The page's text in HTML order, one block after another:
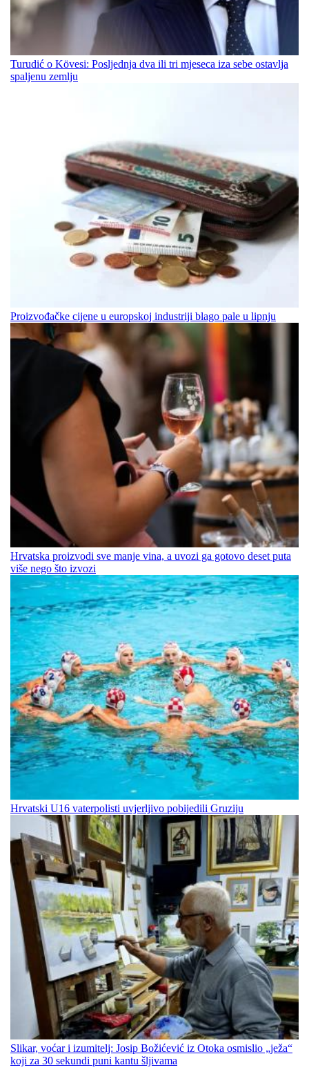
Turudić o Kövesi: Posljednja dva ili tri mjeseca iza sebe ostavlja
spaljenu zemlju
Proizvođačke cijene u europskoj industriji blago pale u lipnju
Hrvatska proizvodi sve manje vina, a uvozi ga gotovo deset puta
više nego što izvozi
Hrvatski U16 vaterpolisti uvjerljivo pobijedili Gruziju
Slikar, voćar i izumitelj: Josip Božićević iz Otoka osmislio „ježa“
koji za 30 sekundi puni kantu šljivama